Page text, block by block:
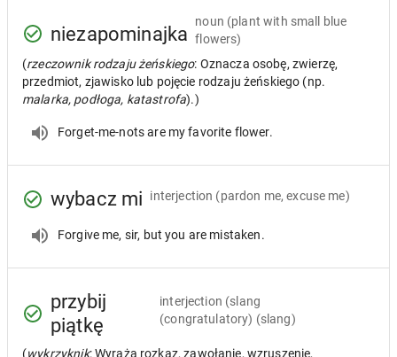
niezapominajka
noun (plant with small blue
flowers)
(rzeczownik rodzaju żeńskiego: Oznacza osobę, zwierzę,
przedmiot, zjawisko lub pojęcie rodzaju żeńskiego (np.
malarka, podłoga, katastrofa).)
Forget-me-nots are my favorite flower.
wybacz mi interjection (pardon me, excuse me)
Forgive me, sir, but you are mistaken.
przybij
piątkę
interjection (slang
(congratulatory) (slang)
(wykrzyknik: Wyraża rozkaz, zawołanie, wzruszenie,